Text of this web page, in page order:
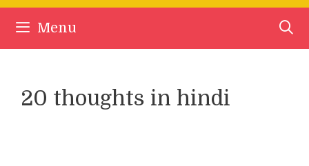
Menu
20 thoughts in hindi